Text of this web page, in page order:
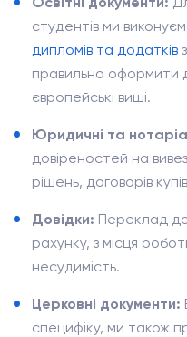
студентів ми
дипломів та додатків
правильно оформити
європейські виші.
Юридичні та
довіреностей на
рішень, договорів
Довідки: Переклад
рахунку, з місця
несудимість.
Церковні документи:
специфіку, ми також